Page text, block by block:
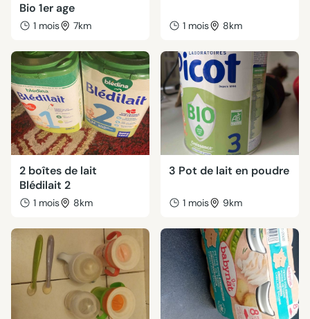
Bio 1er age
1 mois 7km 1 mois 8km
2 boîtes de lait
Blédilait 2
1 mois 8km
3 Pot de lait en poudre
1 mois 9km